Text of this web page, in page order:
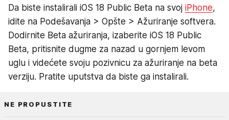
Da biste instalirali iOS 18 Public Beta na svoj iPhone,
idite na Podešavanja > Opšte > Ažuriranje softvera.
Dodirnite Beta ažuriranja, izaberite iOS 18 Public
Beta, pritisnite dugme za nazad u gornjem levom
uglu i videćete svoju pozivnicu za ažuriranje na beta
verziju. Pratite uputstva da biste ga instalirali.
NE PROPUSTITE